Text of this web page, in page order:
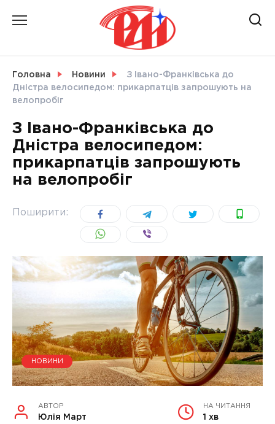
СВІТ
УКРАЇНА
Головна Новини
З Івано-Франківська до
Дністра велосипедом: прикарпатців запрошують на
велопробіг
З Івано-Франківська до
Дністра велосипедом:
прикарпатців запрошують
на велопробіг
Поширити:
НОВИНИ
АВТОР
Юлія Март
НА ЧИТАННЯ
1 хв